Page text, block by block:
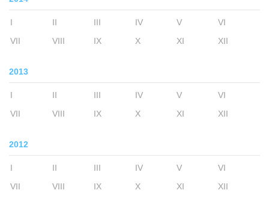
I II III IV V
VI
VII
VIII IX X XI XII
2013
I II III IV V
VI
VII
VIII IX X XI XII
2012
I II III IV V
VI
VII
VIII IX X XI XII